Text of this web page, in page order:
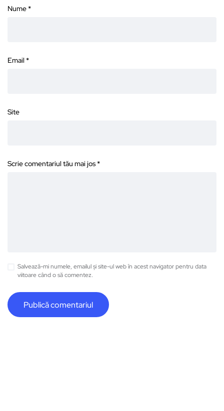
Nume *
Email *
Site
Scrie comentariul tău mai jos *
Salvează-mi numele, emailul și site-ul web în acest navigator pentru data
viitoare când o să comentez.